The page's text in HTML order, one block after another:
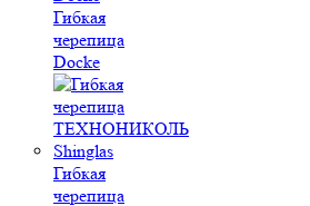
Гибкая
черепица
Docke
Гибкая
черепица